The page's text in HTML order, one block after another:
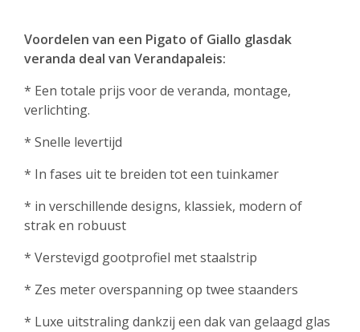
Voordelen van een Pigato of Giallo glasdak
veranda deal van Verandapaleis:
* Een totale prijs voor de veranda, montage,
verlichting.
* Snelle levertijd
* In fases uit te breiden tot een tuinkamer
* in verschillende designs, klassiek, modern of
strak en robuust
* Verstevigd gootprofiel met staalstrip
* Zes meter overspanning op twee staanders
* Luxe uitstraling dankzij een dak van gelaagd glas